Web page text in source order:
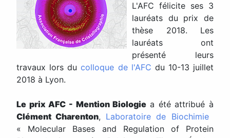
L'AFC félicite ses 3
lauréats du prix de
thèse 2018. Les
lauréats ont
présenté leurs
travaux lors ducolloque de l'AFC du 10-13 juillet
2018 à Lyon.
Le prix AFC - Mention Biologie a été attribué à
Clément Charenton, Laboratoire de Biochimie
« Molecular Bases and Regulation of Protein